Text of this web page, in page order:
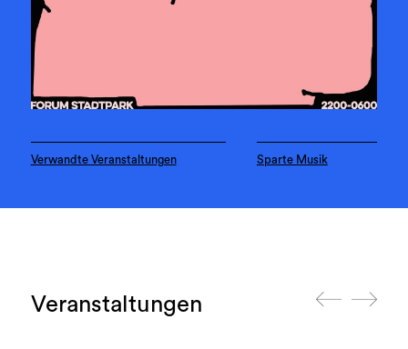
Verwandte Veranstaltungen Sparte Musik
Veranstaltungen